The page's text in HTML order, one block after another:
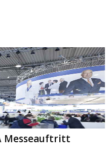
Messeauftritt